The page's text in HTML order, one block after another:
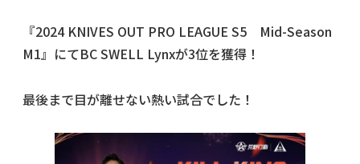
『2024 KNIVES OUT PRO LEAGUE S5 Mid-Season
M1』にてBC SWELL Lynxが3位を獲得！
最後まで目が離せない熱い試合でした！